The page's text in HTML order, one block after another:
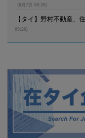
(8月7日 09:20)
【タイ】野村不動産、
09:20)